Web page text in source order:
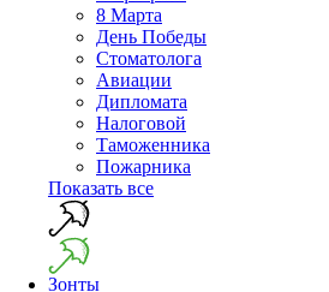
8 Марта
День Победы
Cтоматолога
Авиации
Дипломата
Налоговой
Таможенника
Пожарника
Показать все
Зонты